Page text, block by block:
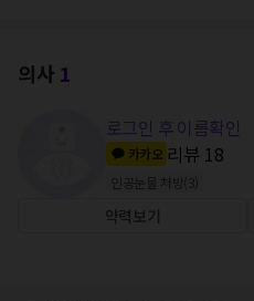
의사 1
로그인 후 이름확인
카카오 리뷰 18
인공눈물 처방 3
약력보기